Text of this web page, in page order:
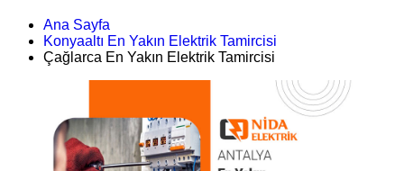
Ana Sayfa
Konyaaltı En Yakın Elektrik Tamircisi
Çağlarca En Yakın Elektrik Tamircisi